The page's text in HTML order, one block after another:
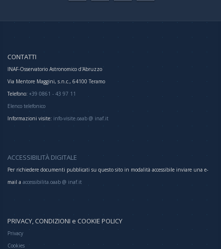
CONTATTI
INAF-Osservatorio Astronomico d'Abruzzo
Via Mentore Maggini, s.n.c., 64100 Teramo
Telefono: +39 0861 - 43 97 11
Elenco telefonico
Informazioni visite: info-visite.oaab @ inaf.it
ACCESSIBILITÀ DIGITALE
Per richiedere documenti pubblicati su questo sito in modalità accessibile inviare una e-
mail a accessibilita.oaab @ inaf.it
PRIVACY, CONDIZIONI e COOKIE POLICY
Privacy
Cookies